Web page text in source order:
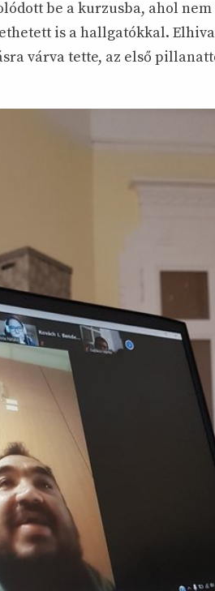
be a kurzusba, ahol nem
is a hallgatókkal.
várva tette, az első